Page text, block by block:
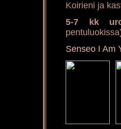
Koirieni ja
5-7 kk
Senseo I Am